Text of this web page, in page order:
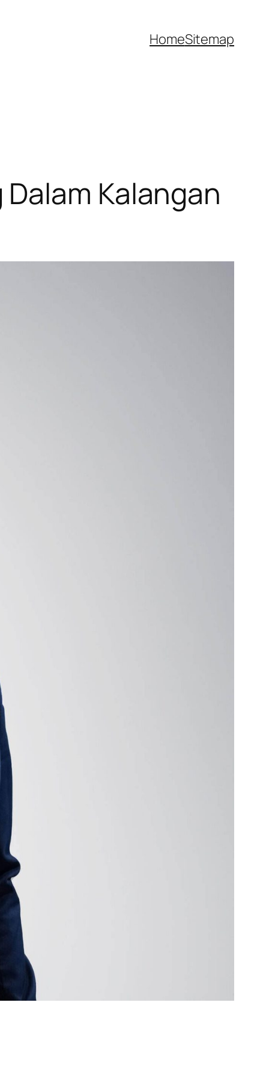
HomeSitemap
Kalangan